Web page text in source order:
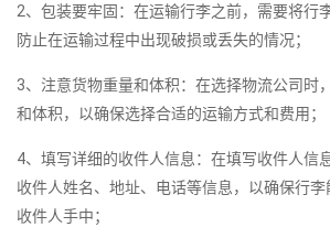
2、包装要牢固：在运输行李之前，需要将行
防止在运输过程中出现破损或丢失的情况；
3、注意货物重量和体积：在选择物流公司时
和体积，以确保选择合适的运输方式和费用；
4、填写详细的收件人信息：在填写收件人信
收件人姓名、地址、电话等信息，以确保行
收件人手中；